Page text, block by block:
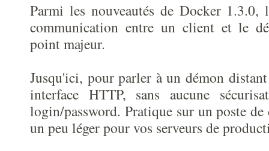
Parmi les nouveautés de Docker 1.3.0,
communication entre un client et le
point majeur.
Jusqu'ici, pour parler à un démon
interface HTTP, sans aucune
login/password. Pratique sur un poste de
un peu léger pour vos serveurs de